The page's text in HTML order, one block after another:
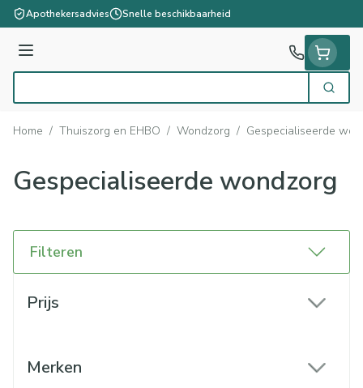
Ga naar de inhoud
Apothekersadvies Snelle beschikbaarheid
Menu
Zoek
Home / Thuiszorg en EHBO / Wondzorg / Gespecialiseerde
Gespecialiseerde wondzorg
Filteren
Prijs
Merken